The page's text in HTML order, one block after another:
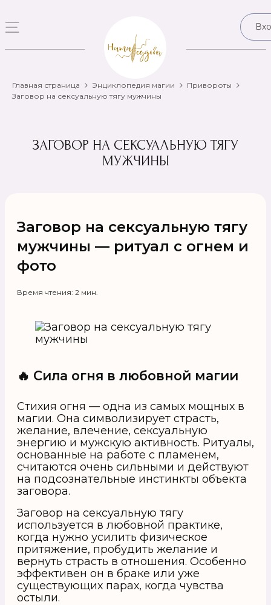
Главная страница Энциклопедия магии
Привороты
Заговор на сексуальную тягу мужчины
ЗАГОВОР НА СЕКСУАЛЬНУЮ ТЯГУ
МУЖЧИНЫ
Заговор на сексуальную тягу
мужчины — ритуал с огнем и
фото
Время чтения: 2 мин.
🔥 Сила огня в любовной магии
Стихия огня — одна из самых мощных в
магии. Она символизирует страсть,
желание, влечение, сексуальную
энергию и мужскую активность. Ритуалы,
основанные на работе с пламенем,
считаются очень сильными и действуют
на подсознательные инстинкты объекта
заговора.
Заговор на сексуальную тягу
используется в любовной практике,
когда нужно усилить физическое
притяжение, пробудить желание и
вернуть страсть в отношения. Особенно
эффективен он в браке или уже
существующих парах, когда чувства
остыли.